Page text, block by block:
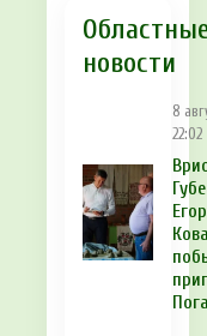
новости
8
22:02
Егор